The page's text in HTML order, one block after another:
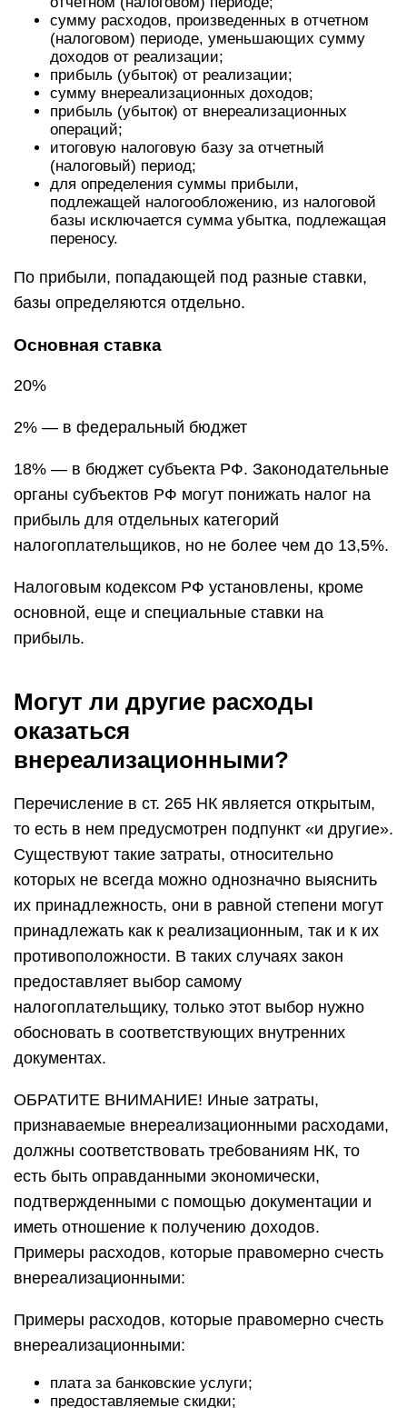
сумму расходов, произведенных в отчетном
(налоговом) периоде, уменьшающих сумму
доходов от реализации;
прибыль (убыток) от реализации;
сумму внереализационных доходов;
прибыль (убыток) от внереализационных
операций;
итоговую налоговую базу за отчетный
(налоговый) период;
для определения суммы прибыли,
подлежащей налогообложению, из налоговой
базы исключается сумма убытка, подлежащая
переносу.
По прибыли, попадающей под разные ставки,
базы определяются отдельно.
Основная ставка
20%
2% — в федеральный бюджет
18% — в бюджет субъекта РФ. Законодательные
органы субъектов РФ могут понижать налог на
прибыль для отдельных категорий
налогоплательщиков, но не более чем до 13,5%.
Налоговым кодексом РФ установлены, кроме
основной, еще и специальные ставки на
прибыль.
Могут ли другие расходы
оказаться
внереализационными?
Перечисление в ст. 265 НК является открытым,
то есть в нем предусмотрен подпункт «и другие».
Существуют такие затраты, относительно
которых не всегда можно однозначно выяснить
их принадлежность, они в равной степени могут
принадлежать как к реализационным, так и к их
противоположности. В таких случаях закон
предоставляет выбор самому
налогоплательщику, только этот выбор нужно
обосновать в соответствующих внутренних
документах.
ОБРАТИТЕ ВНИМАНИЕ! Иные затраты,
признаваемые внереализационными расходами,
должны соответствовать требованиям НК, то
есть быть оправданными экономически,
подтвержденными с помощью документации и
иметь отношение к получению доходов.
Примеры расходов, которые правомерно счесть
внереализационными:
Примеры расходов, которые правомерно счесть
внереализационными:
плата за банковские услуги;
предоставляемые скидки;